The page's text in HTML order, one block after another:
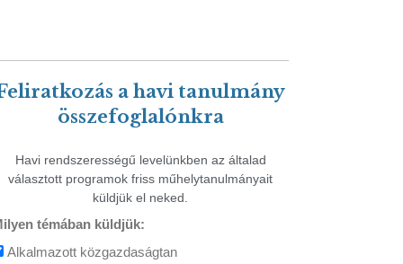
a havi tanulmány
összefoglalónkra
Havi rendszerességű levelünkben az általad
választott programok friss műhelytanulmányait
küldjük el neked.
témában küldjük:
Alkalmazott közgazdaságtan